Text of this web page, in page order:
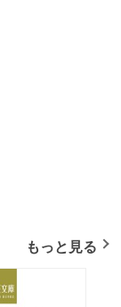
もっと見る